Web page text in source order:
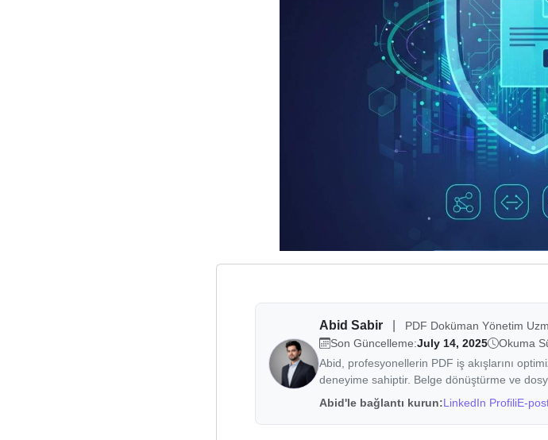
Abid Sabir
PDF Doküman Yönetim
Son Güncelleme:July 14, 2025 Okuma
Abid, profesyonellerin PDF iş akışlarını
deneyime sahiptir. Belge dönüştürme ve
Abid'le bağlantı kurun:LinkedIn ProfiliE-